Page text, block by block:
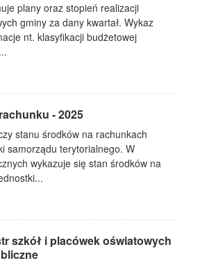
plany oraz stopień realizacji
gminy za dany kwartał. Wykaz
nt. klasyfikacji budżetowej
- 2025
stanu środków na rachunkach
samorządu terytorialnego. W
wykazuje się stan środków na
szkół i placówek oświatowych